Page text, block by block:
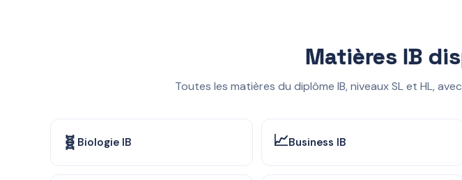
Matières IB
Toutes les matières du diplôme IB, niveaux SL et HL,
🧬 Biologie IB 📈Business IB